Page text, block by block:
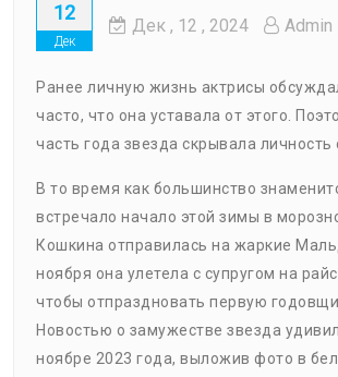
12
Дек
Дек , 12 , 2024 Admin
Ранее личную жизнь актрисы
часто, что она уставала от этого.
часть года звезда скрывала личность
В то время как большинство
встречало начало этой зимы в
Кошкина отправилась на жаркие
ноября она улетела с супругом на
чтобы отпраздновать первую
Новостью о замужестве звезда
ноябре 2023 года, выложив фото в